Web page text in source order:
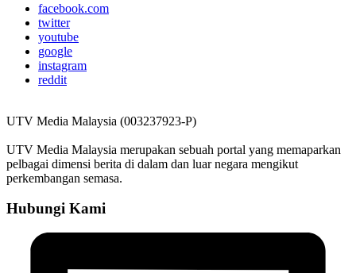
facebook.com
twitter
youtube
google
instagram
reddit
UTV Media Malaysia (003237923-P)
UTV Media Malaysia merupakan sebuah portal yang memaparkan
pelbagai dimensi berita di dalam dan luar negara mengikut
perkembangan semasa.
Hubungi Kami